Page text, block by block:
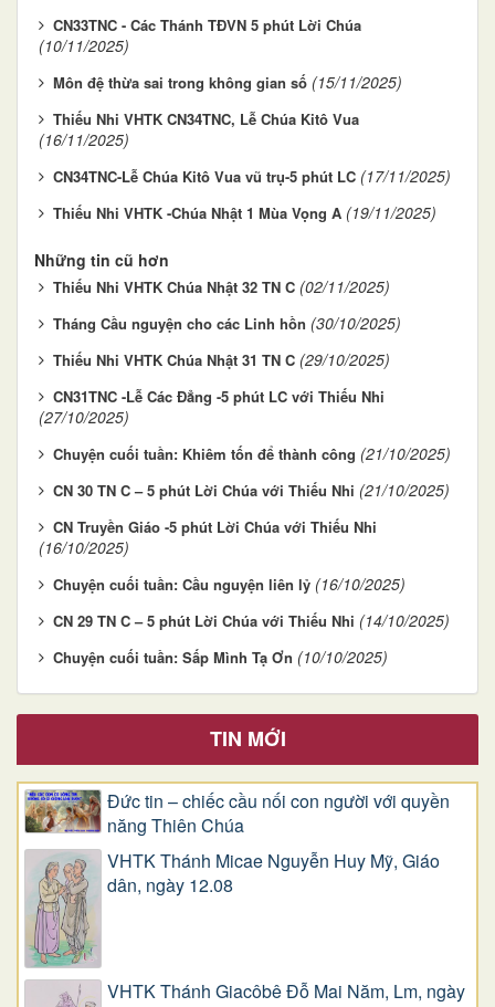
CN33TNC - Các Thánh TĐVN 5 phút Lời Chúa
(10/11/2025)
Môn đệ thừa sai trong không gian số (15/11/2025)
Thiếu Nhi VHTK CN34TNC, Lễ Chúa Kitô Vua
(16/11/2025)
CN34TNC-Lễ Chúa Kitô Vua vũ trụ-5 phút LC (17/11/2025)
Thiếu Nhi VHTK -Chúa Nhật 1 Mùa Vọng A (19/11/2025)
Những tin cũ hơn
Thiếu Nhi VHTK Chúa Nhật 32 TN C (02/11/2025)
Tháng Cầu nguyện cho các Linh hồn (30/10/2025)
Thiếu Nhi VHTK Chúa Nhật 31 TN C (29/10/2025)
CN31TNC -Lễ Các Đẳng -5 phút LC với Thiếu Nhi
(27/10/2025)
Chuyện cuối tuần: Khiêm tốn để thành công (21/10/2025)
CN 30 TN C – 5 phút Lời Chúa với Thiếu Nhi (21/10/2025)
CN Truyền Giáo -5 phút Lời Chúa với Thiếu Nhi
(16/10/2025)
Chuyện cuối tuần: Cầu nguyện liên lỷ (16/10/2025)
CN 29 TN C – 5 phút Lời Chúa với Thiếu Nhi (14/10/2025)
Chuyện cuối tuần: Sấp Mình Tạ Ơn (10/10/2025)
TIN MỚI
Đức tin – chiếc cầu nối con người với quyền
năng Thiên Chúa
VHTK Thánh Micae Nguyễn Huy Mỹ, Giáo
dân, ngày 12.08
VHTK Thánh Giacôbê Ðỗ Mai Năm, Lm, ngày